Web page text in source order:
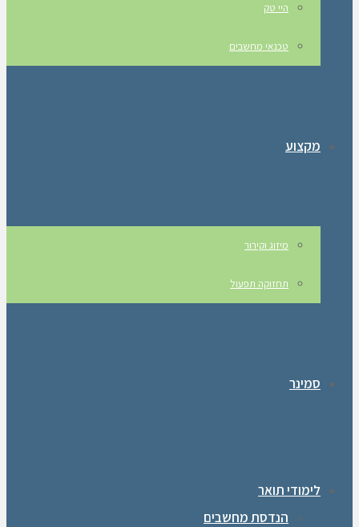
היי טק
טכנאי מחשבים
מקצוע
מיזוג וקירור
תחזוקה תפעול
סמינר
לימודי תואר
הנדסת מחשבים